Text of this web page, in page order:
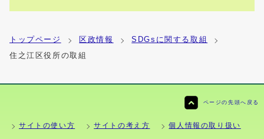
トップページ 区政情報
SDGsに関する取組
住之江区役所の取組
ページの先頭へ戻る
サイトの使い方 サイトの考え方 個人情報の取り扱い